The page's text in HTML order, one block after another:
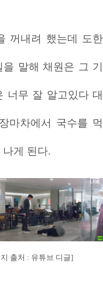
꺼내려 했는데 도한
말해 채원은 그 기
너무 잘 알고있다 대
마차에서 국수를 먹
게 된다.
출처 : 유튜브 디글]